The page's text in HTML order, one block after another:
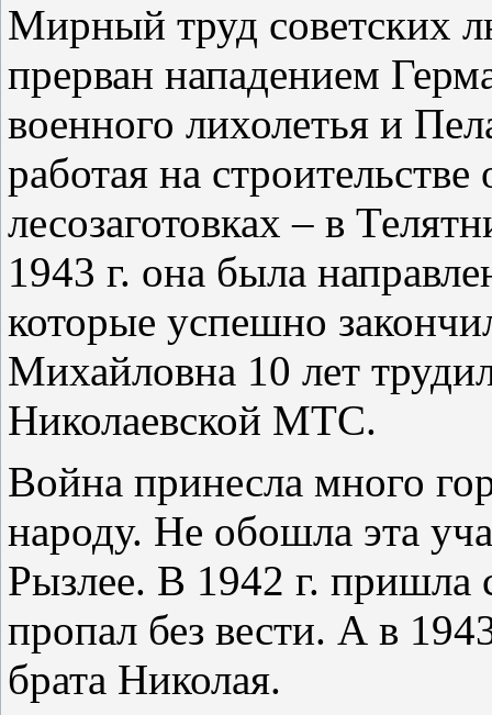
Мирный труд советских
прерван нападением
военного лихолетья и
работая на
лесозаготовках – в
1943 г. она была
которые успешно
Михайловна 10 лет
Николаевской МТС.
Война принесла много
народу. Не обошла эта
Рызлее. В 1942 г. пришла
пропал без вести. А в
брата Николая.